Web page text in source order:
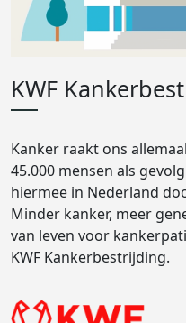
KWF
Kanker raakt ons
45.000 mensen als
hiermee in Nederland
Minder kanker, meer
van leven voor
KWF Kankerbestrijding.